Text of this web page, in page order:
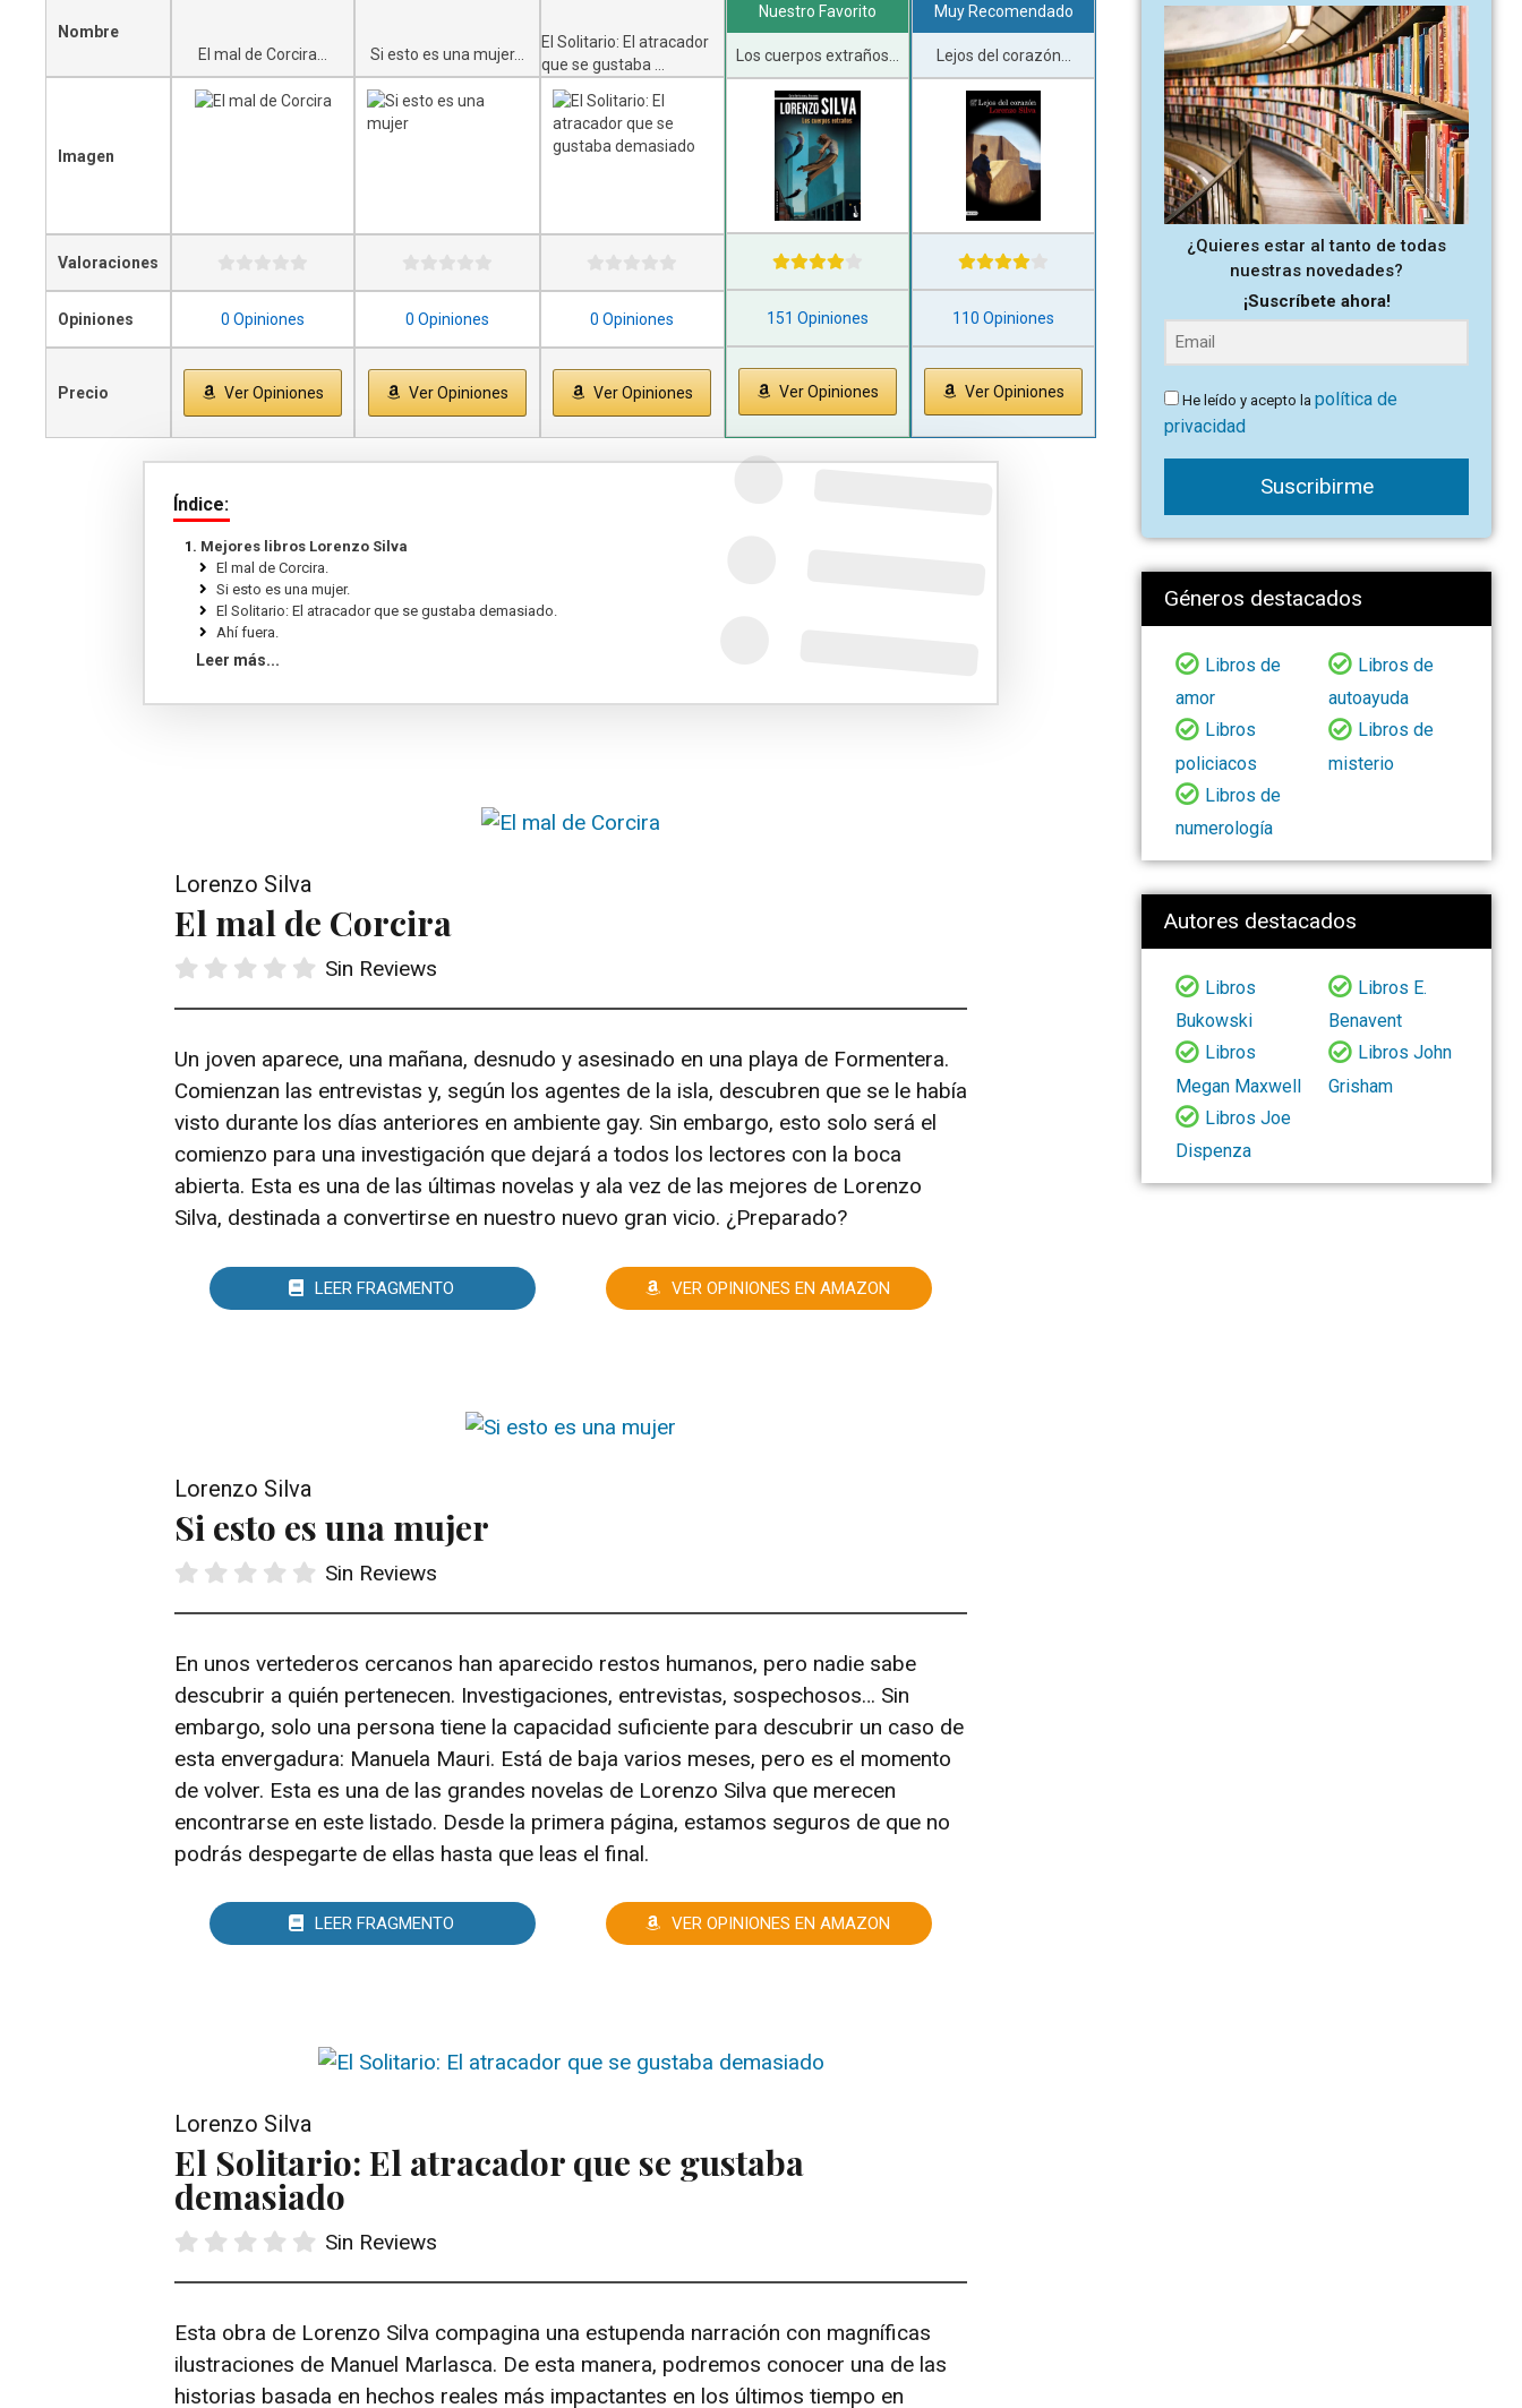
Nombre
Imagen
Valoraciones
Opiniones
Precio
El mal de Corcira...
0 Opiniones
Ver Opiniones
Si esto es una mujer...
0 Opiniones
Ver Opiniones
El Solitario: El atracador
que se gustaba ...
0 Opiniones
Ver Opiniones
Nuestro Favorito
Los cuerpos extraños...
151 Opiniones
Ver Opiniones
Muy Recomendado
Lejos del corazón...
110 Opiniones
Ver Opiniones
Índice:
Mejores libros Lorenzo Silva
El mal de Corcira.
Si esto es una mujer.
El Solitario: El atracador que se gustaba demasiado.
Ahí fuera.
Los cuerpos extraños.
Y al final, la guerra: La aventura de las tropas españolas en Irak.
Recordarán tu nombre.
Donde uno cae.
Leer más...
Lorenzo Silva
El mal de Corcira
Sin Reviews
Un joven aparece, una mañana, desnudo y asesinado en una playa de Formentera.
Comienzan las entrevistas y, según los agentes de la isla, descubren que se le había
visto durante los días anteriores en ambiente gay. Sin embargo, esto solo será el
comienzo para una investigación que dejará a todos los lectores con la boca
abierta. Esta es una de las últimas novelas y ala vez de las mejores de Lorenzo
Silva, destinada a convertirse en nuestro nuevo gran vicio. ¿Preparado?
LEER FRAGMENTO VER OPINIONES EN AMAZON
Lorenzo Silva
Si esto es una mujer
Sin Reviews
En unos vertederos cercanos han aparecido restos humanos, pero nadie sabe
descubrir a quién pertenecen. Investigaciones, entrevistas, sospechosos… Sin
embargo, solo una persona tiene la capacidad suficiente para descubrir un caso de
esta envergadura: Manuela Mauri. Está de baja varios meses, pero es el momento
de volver. Esta es una de las grandes novelas de Lorenzo Silva que merecen
encontrarse en este listado. Desde la primera página, estamos seguros de que no
podrás despegarte de ellas hasta que leas el final.
LEER FRAGMENTO VER OPINIONES EN AMAZON
Lorenzo Silva
El Solitario: El atracador que se gustaba
demasiado
Sin Reviews
Esta obra de Lorenzo Silva compagina una estupenda narración con magníficas
ilustraciones de Manuel Marlasca. De esta manera, podremos conocer una de las
historias basada en hechos reales más impactantes en los últimos tiempo en
¿Quieres estar al tanto de todas
nuestras novedades?
¡Suscríbete ahora!
He leído y acepto la política de
privacidad
Suscribirme
Géneros destacados
Libros de
amor
Libros de
autoayuda
Libros
policiacos
Libros de
misterio
Libros de
numerología
Autores destacados
Libros
Bukowski
Libros E.
Benavent
Libros
Megan Maxwell
Libros John
Grisham
Libros Joe
Dispenza